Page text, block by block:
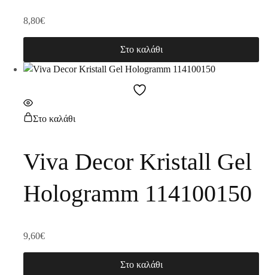
8,80€
Στο καλάθι
Στο καλάθι
Viva Decor Kristall Gel
Hologramm 114100150
9,60€
Στο καλάθι